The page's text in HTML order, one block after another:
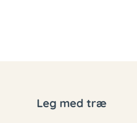
Leg med træ